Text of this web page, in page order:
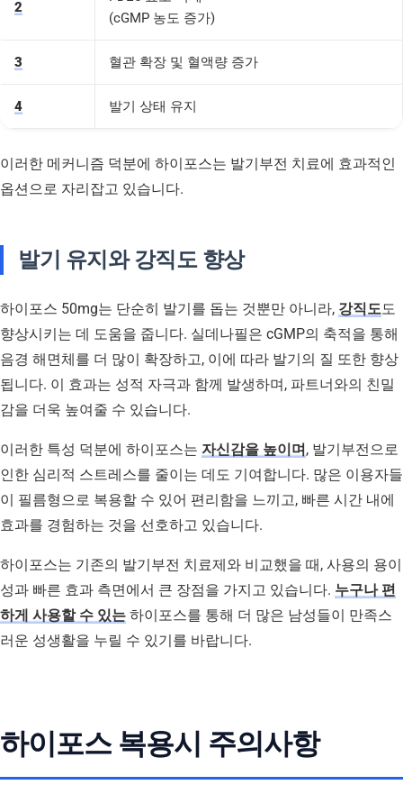
2
(cGMP 농도 증가)
3 혈관 확장 및 혈액량 증가
4 발기 상태 유지
이러한 메커니즘 덕분에 하이포스는 발기부전 치료에 효과적인
옵션으로 자리잡고 있습니다.
발기 유지와 강직도 향상
하이포스 50mg는 단순히 발기를 돕는 것뿐만 아니라, 강직도도
향상시키는 데 도움을 줍니다. 실데나필은 cGMP의 축적을 통해
음경 해면체를 더 많이 확장하고, 이에 따라 발기의 질 또한 향상
됩니다. 이 효과는 성적 자극과 함께 발생하며, 파트너와의 친밀
감을 더욱 높여줄 수 있습니다.
이러한 특성 덕분에 하이포스는 자신감을 높이며, 발기부전으로
인한 심리적 스트레스를 줄이는 데도 기여합니다. 많은 이용자들
이 필름형으로 복용할 수 있어 편리함을 느끼고, 빠른 시간 내에
효과를 경험하는 것을 선호하고 있습니다.
하이포스는 기존의 발기부전 치료제와 비교했을 때, 사용의 용이
성과 빠른 효과 측면에서 큰 장점을 가지고 있습니다. 누구나 편
하게 사용할 수 있는 하이포스를 통해 더 많은 남성들이 만족스
러운 성생활을 누릴 수 있기를 바랍니다.
하이포스 복용시 주의사항